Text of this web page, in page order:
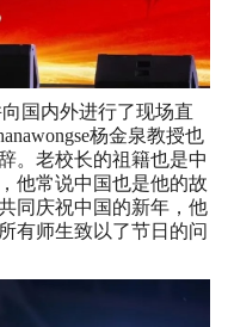
国内外进行了现场直
杨金泉教授也
。老校长的祖籍也是中
他常说中国也是他的故
同庆祝中国的新年，他
有师生致以了节日的问